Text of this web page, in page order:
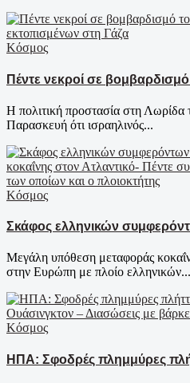
Κόσμος
Πέντε νεκροί σε
Η πολιτική προστασία στη Λωρίδα
Παρασκευή ότι ισραηλινός...
Κόσμος
Σκάφος ελληνικών
Μεγάλη υπόθεση μεταφοράς
στην Ευρώπη με πλοίο ελληνικών...
Κόσμος
ΗΠΑ: Σφοδρές πλημμύρες